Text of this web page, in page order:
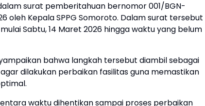
surat pemberitahuan bernomor 001/BGN-
oleh Kepala SPPG Somoroto. Dalam surat tersebut
Sabtu, 14 Maret 2026 hingga waktu yang belum
bahwa langkah tersebut diambil sebagai
dilakukan perbaikan fasilitas guna memastikan
waktu dihentikan sampai proses perbaikan